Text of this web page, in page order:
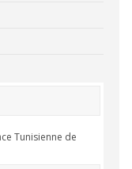
Tunisienne de